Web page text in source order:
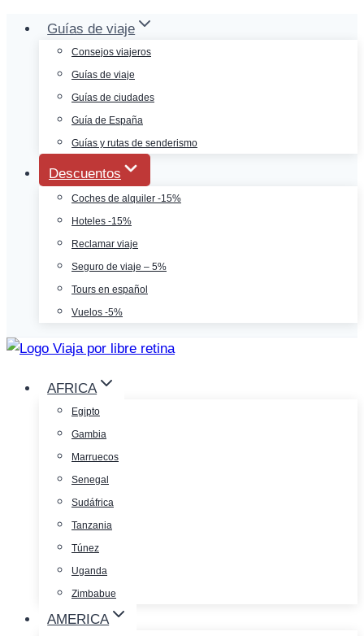
Saltar
contenido
Guías de viaje
Consejos viajeros
Guías de viaje
Guías de ciudades
Guía de España
Guías y rutas de senderismo
Descuentos
Coches de alquiler -15%
Hoteles -15%
Reclamar viaje
Seguro de viaje – 5%
Tours en español
Vuelos -5%
AFRICA
Egipto
Gambia
Marruecos
Senegal
Sudáfrica
Tanzania
Túnez
Uganda
Zimbabue
AMERICA